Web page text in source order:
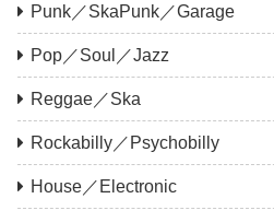
Punk／SkaPunk／Garage
Pop／Soul／Jazz
Reggae／Ska
Rockabilly／Psychobilly
House／Electronic